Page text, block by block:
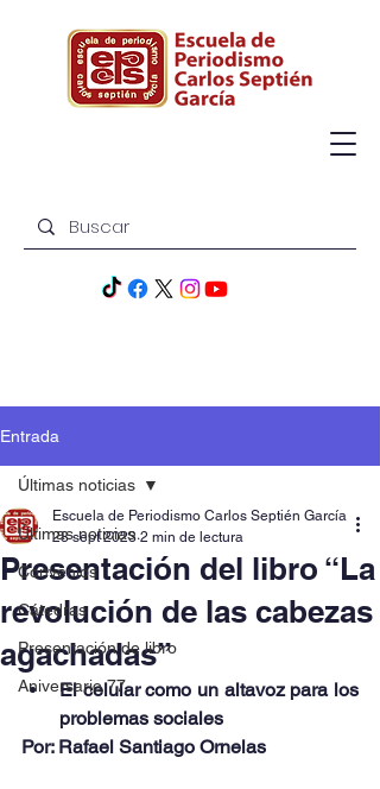
Entrada
Últimas noticias
Convenios
Cátedras
Presentación de libro
Aniversario 77
Últimas noticias
Presentación del libro “La
revolución de las cabezas
agachadas”
Escuela de Periodismo Carlos Septién García
28 sept 2023 2 min de lectura
El celular como un altavoz para los
problemas sociales
Por: Rafael Santiago Ornelas